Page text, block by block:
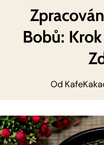
Bobů:
Od